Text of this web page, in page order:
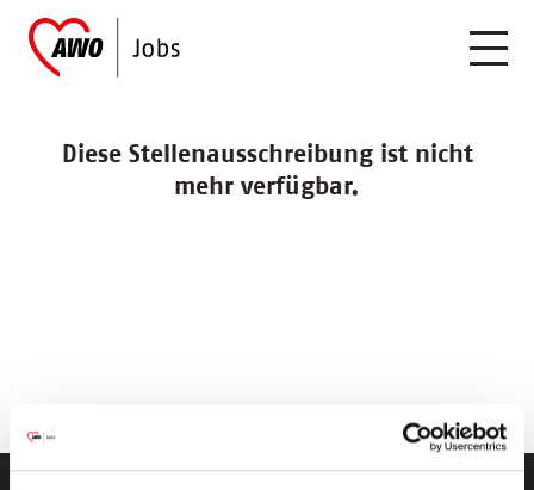
Diese Stellenausschreibung ist nicht
mehr verfügbar.